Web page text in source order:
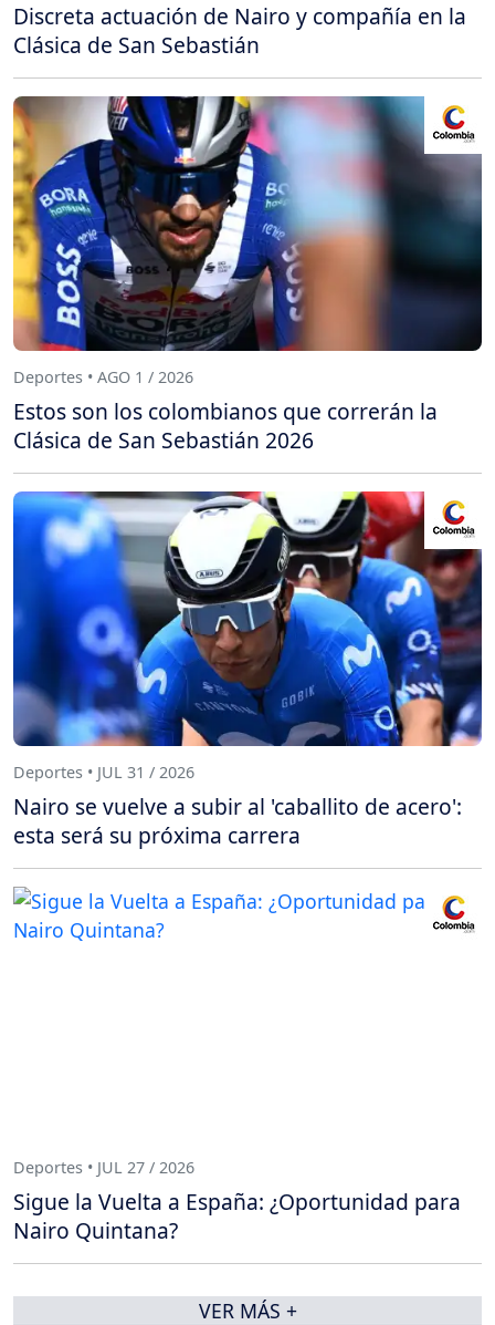
Discreta actuación de Nairo y compañía en la
Clásica de San Sebastián
Deportes • AGO 1 / 2026
Estos son los colombianos que correrán la
Clásica de San Sebastián 2026
Deportes • JUL 31 / 2026
Nairo se vuelve a subir al 'caballito de acero':
esta será su próxima carrera
Deportes • JUL 27 / 2026
Sigue la Vuelta a España: ¿Oportunidad para
Nairo Quintana?
VER MÁS +